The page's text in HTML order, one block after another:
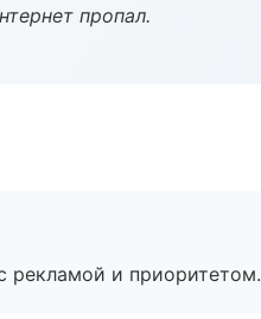
пропал.
рекламой и приоритетом.